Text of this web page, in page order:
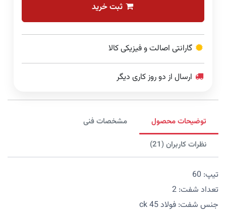
ثبت خرید
گارانتی اصالت و فیزیکی کالا
ارسال از دو روز کاری دیگر
توضیحات محصول
مشخصات فنی
نظرات کاربران (21)
تیپ: 60
تعداد شفت: 2
جنس شفت: فولاد 45 ck